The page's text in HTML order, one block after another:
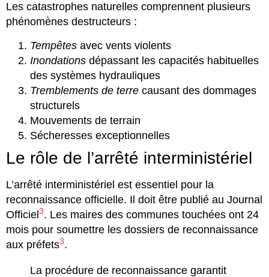
Les catastrophes naturelles comprennent plusieurs
phénomènes destructeurs :
Tempêtes avec vents violents
Inondations dépassant les capacités habituelles
des systèmes hydrauliques
Tremblements de terre causant des dommages
structurels
Mouvements de terrain
Sécheresses exceptionnelles
Le rôle de l’arrêté interministériel
L’arrêté interministériel est essentiel pour la
reconnaissance officielle. Il doit être publié au Journal
Officiel3. Les maires des communes touchées ont 24
mois pour soumettre les dossiers de reconnaissance
aux préfets3.
La procédure de reconnaissance garantit